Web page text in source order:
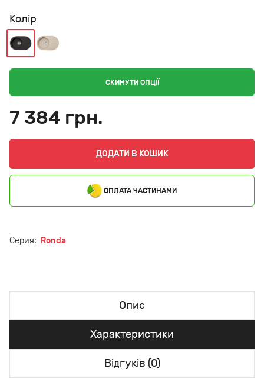
Колір
СКИНУТИ ОПЦІЇ
7 384 грн.
ДОДАТИ В КОШИК
ОПЛАТА ЧАСТИНАМИ
Серия: Ronda
Опис
Характеристики
Відгуків (0)